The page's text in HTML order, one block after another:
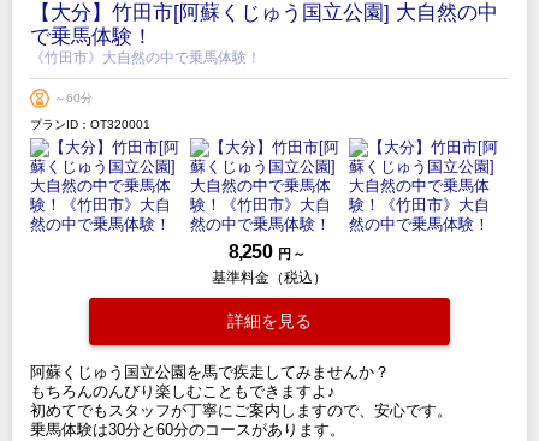
【大分】竹田市[阿蘇くじゅう国立公園] 大自然の中
で乗馬体験！
《竹田市》大自然の中で乗馬体験！
～60分
プランID：OT320001
8,250 円 ～
基準料金（税込）
詳細を見る
阿蘇くじゅう国立公園を馬で疾走してみませんか？
もちろんのんびり楽しむこともできますよ♪
初めてでもスタッフが丁寧にご案内しますので、安心です。
乗馬体験は30分と60分のコースがあります。